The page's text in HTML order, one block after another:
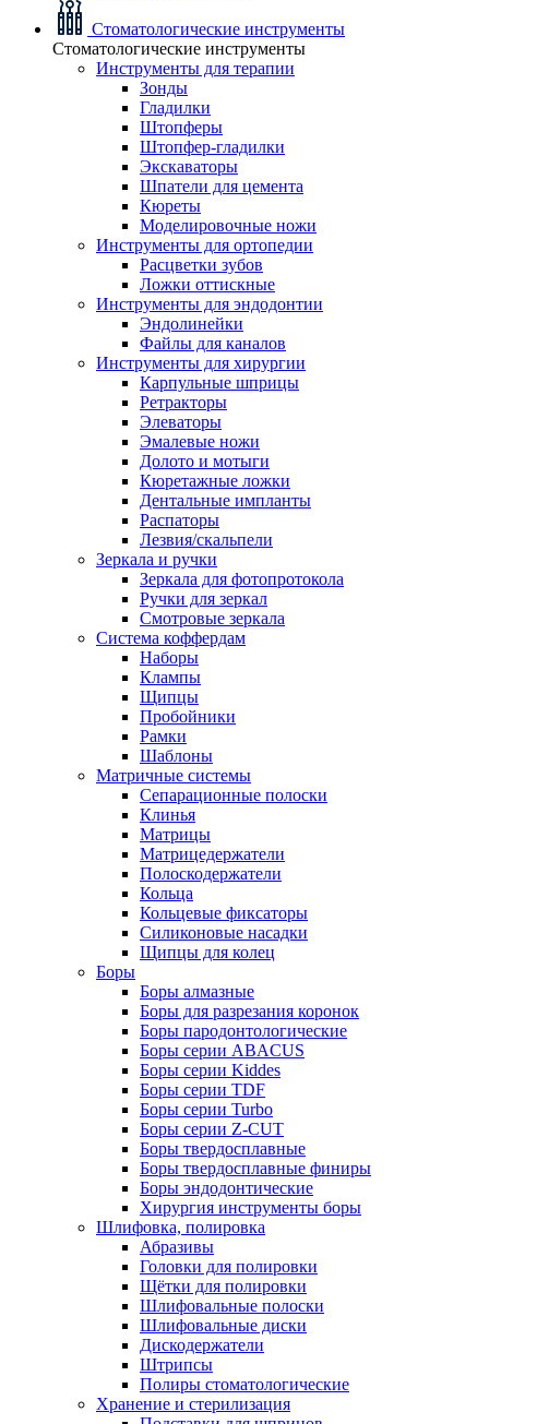
Стоматологические инструменты
Стоматологические инструменты
Инструменты для терапии
Зонды
Гладилки
Штопферы
Штопфер-гладилки
Экскаваторы
Шпатели для цемента
Кюреты
Моделировочные ножи
Инструменты для ортопедии
Расцветки зубов
Ложки оттискные
Инструменты для эндодонтии
Эндолинейки
Файлы для каналов
Инструменты для хирургии
Карпульные шприцы
Ретракторы
Элеваторы
Эмалевые ножи
Долото и мотыги
Кюретажные ложки
Дентальные импланты
Распаторы
Лезвия/скальпели
Зеркала и ручки
Зеркала для фотопротокола
Ручки для зеркал
Смотровые зеркала
Система коффердам
Наборы
Клампы
Щипцы
Пробойники
Рамки
Шаблоны
Матричные системы
Сепарационные полоски
Клинья
Матрицы
Матрицедержатели
Полоскодержатели
Кольца
Кольцевые фиксаторы
Силиконовые насадки
Щипцы для колец
Боры
Боры алмазные
Боры для разрезания коронок
Боры пародонтологические
Боры серии ABACUS
Боры серии Kiddes
Боры серии TDF
Боры серии Turbo
Боры серии Z-CUT
Боры твердосплавные
Боры твердосплавные финиры
Боры эндодонтические
Хирургия инструменты боры
Шлифовка, полировка
Абразивы
Головки для полировки
Щётки для полировки
Шлифовальные полоски
Шлифовальные диски
Дискодержатели
Штрипсы
Полиры стоматологические
Хранение и стерилизация